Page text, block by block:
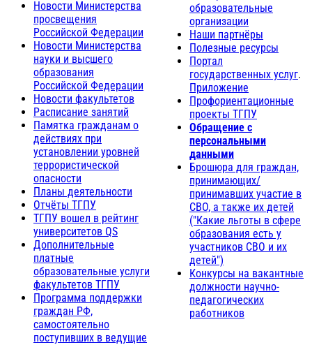
Новости Министерства
просвещения
Российской Федерации
Новости Министерства
науки и высшего
образования
Российской Федерации
Новости факультетов
Расписание занятий
Памятка гражданам о
действиях при
установлении уровней
террористической
опасности
Планы деятельности
Отчёты ТГПУ
ТГПУ вошел в рейтинг
университетов QS
Дополнительные
платные
образовательные услуги
факультетов ТГПУ
Программа поддержки
граждан РФ,
самостоятельно
поступивших в ведущие
образовательные
организации
Наши партнёры
Полезные ресурсы
Портал
государственных услуг.
Приложение
Профориентационные
проекты ТГПУ
Обращение с
персональными
данными
Брошюра для граждан,
принимающих/
принимавших участие в
СВО, а также их детей
("Какие льготы в сфере
образования есть у
участников СВО и их
детей")
Конкурсы на вакантные
должности научно-
педагогических
работников